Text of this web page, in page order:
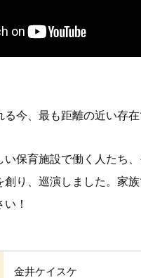
今、最も距離の近い存
い保育施設で働く人たち
創り、巡演しました。家
！
金井ケイスケ